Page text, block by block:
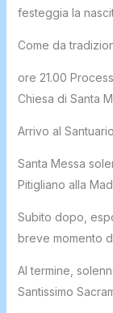
festeggia la
Come da
ore 21.00
Chiesa di Santa
Arrivo al
Santa Messa
Pitigliano alla
Subito dopo,
breve momento
Al termine,
Santissimo